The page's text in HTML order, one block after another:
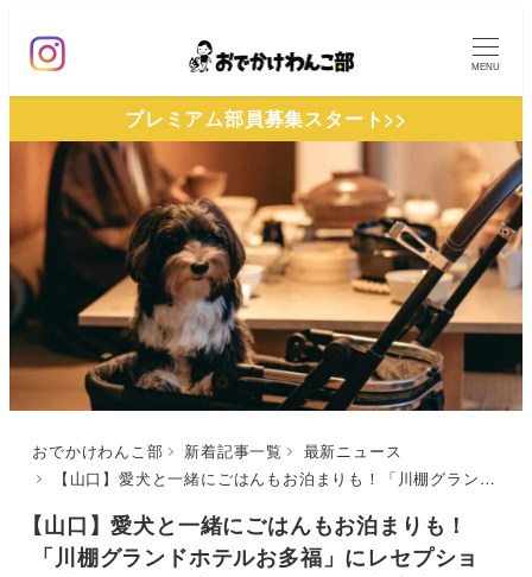
ン
ン
ツ
へ
移
動
MENU
プレミアム部員募集スタート>>
おでかけわんこ部 新着記事一覧
最新ニュース
【山口】愛犬と一緒にごはんもお泊まりも！「川棚グランドホテルお多福」にレセプション兼レストラン「わんファミリー留狗留（るくる）」がオープン
【山口】愛犬と一緒にごはんもお泊まりも！
「川棚グランドホテルお多福」にレセプショ